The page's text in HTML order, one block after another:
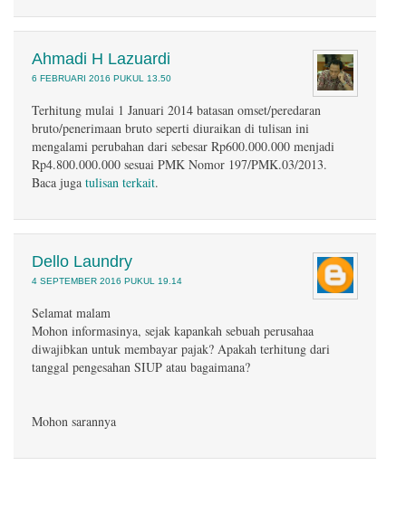
Ahmadi H Lazuardi
6 FEBRUARI 2016 PUKUL 13.50
Terhitung mulai 1 Januari 2014 batasan omset/peredaran
bruto/penerimaan bruto seperti diuraikan di tulisan ini
mengalami perubahan dari sebesar Rp600.000.000 menjadi
Rp4.800.000.000 sesuai PMK Nomor 197/PMK.03/2013.
Baca juga tulisan terkait.
Dello Laundry
4 SEPTEMBER 2016 PUKUL 19.14
Selamat malam
Mohon informasinya, sejak kapankah sebuah perusahaa
diwajibkan untuk membayar pajak? Apakah terhitung dari
tanggal pengesahan SIUP atau bagaimana?
Mohon sarannya